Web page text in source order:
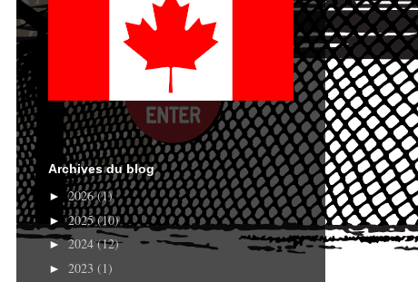
Archives du blog
►2026(1)
►2025(10)
►2024(12)
► 2023 (1)